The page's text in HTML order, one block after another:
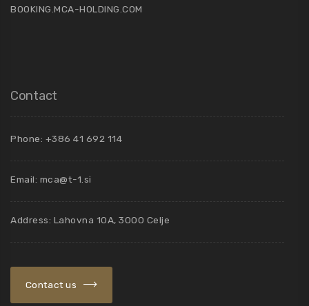
BOOKING.MCA-HOLDING.COM
Contact
Phone: +386 41 692 114
Email: mca@t-1.si
Address: Lahovna 10A, 3000 Celje
Contact us